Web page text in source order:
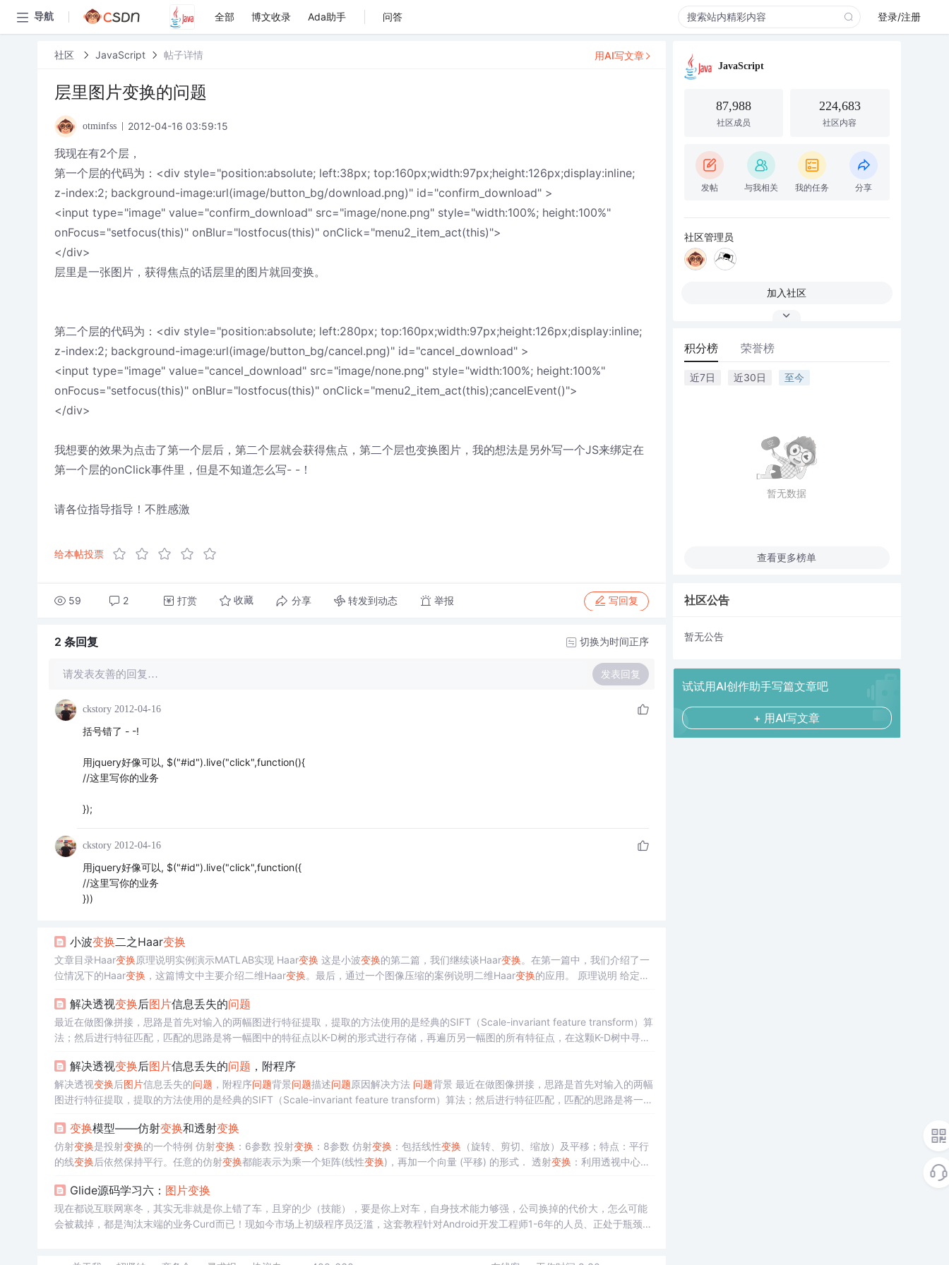
导航 全部 博文收录 Ada助手 问答 登录/注册
社区 JavaScript 帖子详情
层里图片变换的问题
otminfss 2012-04-16 03:59:15
我现在有2个层，
第一个层的代码为：<div style="position:absolute; left:38px; top:160px;width:97px;height:126px;display:inline;
z-index:2; background-image:url(image/button_bg/download.png)" id="confirm_download" >
<input type="image" value="confirm_download" src="image/none.png" style="width:100%; height:100%"
onFocus="setfocus(this)" onBlur="lostfocus(this)" onClick="menu2_item_act(this)">
</div>
层里是一张图片，获得焦点的话层里的图片就回变换。
第二个层的代码为：<div style="position:absolute; left:280px; top:160px;width:97px;height:126px;display:inline;
z-index:2; background-image:url(image/button_bg/cancel.png)" id="cancel_download" >
<input type="image" value="cancel_download" src="image/none.png" style="width:100%; height:100%"
onFocus="setfocus(this)" onBlur="lostfocus(this)" onClick="menu2_item_act(this);cancelEvent()">
</div>
我想要的效果为点击了第一个层后，第二个层就会获得焦点，第二个层也变换图片，我的想法是另外写一个JS来绑定在
第一个层的onClick事件里，但是不知道怎么写- -！
请各位指导指导！不胜感激
给本帖投票
59 2 打赏 收藏 分享 转发到动态 举报 写回复
用AI写文章
2 条回复 切换为时间正序
请发表友善的回复… 发表回复
ckstory 2012-04-16
括号错了 - -!
用jquery好像可以, $("#id").live("click",function(){
//这里写你的业务
});
ckstory 2012-04-16
用jquery好像可以, $("#id").live("click",function({
//这里写你的业务
}))
小波变换二之Haar变换
文章目录Haar变换原理说明实例演示MATLAB实现 Haar变换 这是小波变换的第二篇，我们继续谈Haar变换。在第一篇中，我们介绍了一
位情况下的Haar变换 ，这篇博文中主要介绍二维Haar变换。最后，通过一个图像压缩的案例说明二维Haar变换的应用。 原理说明 给定一
解决透视变换后图片信息丢失的问题
最近在做图像拼接，思路是首先对输入的两幅图进行特征提取，提取的方法使用的是经典的SIFT（Scale-invariant feature transform）算
法；然后进行特征匹配，匹配的思路是将一幅图中的特征点以K-D树的形式进行存储，再遍历另一幅图的所有特征点，在这颗K-D树中寻找
解决透视变换后图片信息丢失的问题 ，附程序
解决透视变换后图片信息丢失的问题 ，附程序问题背景问题描述问题原因解决方法 问题背景 最近在做图像拼接，思路是首先对输入的两幅
图进行特征提取，提取的方法使用的是经典的SIFT（Scale-invariant feature transform）算法；然后进行特征匹配，匹配的思路是将一幅
临近点欧氏距离的比值，该比值人为设定，越小，匹配精度越高，相应的匹配点数目也会减少；利用欧氏距离匹配得
变换模型——仿射变换和透射变换
仿射变换是投射变换 的一个特例 仿射变换 ：6参数 投射变换 ：8参数 仿射变换 ：包括线性变换 （旋转、剪切、缩放）及平移；特点：平行
的线变换后依然保持平行。任意的仿射变换都能表示为乘一个矩阵(线性变换 )，再加一个向量 (平移) 的形式． 透射变换 ：利用透视中心、
为投影变换、共...
Glide源码学习六： 图片变换
现在都说互联网寒冬，其实无非就是你上错了车，且穿的少（技能），要是你上对车，自身技术能力够强，公司换掉的代价大，怎么可能
会被裁掉，都是淘汰末端的业务Curd而已！现如今市场上初级程序员泛滥，这套教程针对Android开发工程师1-6年的人员、正处于瓶颈
JavaScript
87,988
社区成员
224,683
社区内容
发帖 与我相关 我的任务 分享
社区管理员
加入社区
积分榜 荣誉榜
近7日 近30日 至今
暂无数据
查看更多榜单
社区公告
暂无公告
试试用AI创作助手写篇文章吧
+ 用AI写文章